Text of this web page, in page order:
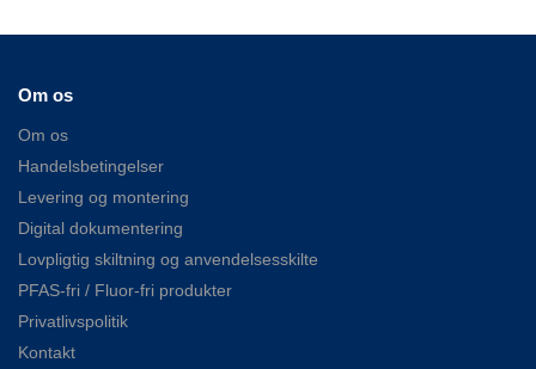
Om os
Om os
Handelsbetingelser
Levering og montering
Digital dokumentering
Lovpligtig skiltning og anvendelsesskilte
PFAS-fri / Fluor-fri produkter
Privatlivspolitik
Kontakt